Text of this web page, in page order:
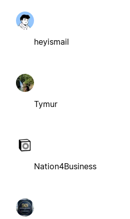
heyismail
Tymur
Nation4Business